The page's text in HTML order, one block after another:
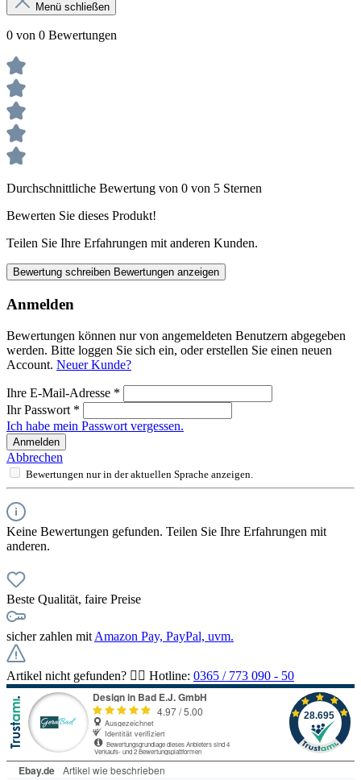
Menü schließen
0 von 0 Bewertungen
Durchschnittliche Bewertung von 0 von 5 Sternen
Bewerten Sie dieses Produkt!
Teilen Sie Ihre Erfahrungen mit anderen Kunden.
Bewertung schreiben Bewertungen anzeigen
Anmelden
Bewertungen können nur von angemeldeten Benutzern abgegeben
werden. Bitte loggen Sie sich ein, oder erstellen Sie einen neuen
Account. Neuer Kunde?
Ihre E-Mail-Adresse *
Ihr Passwort *
Ich habe mein Passwort vergessen.
Anmelden
Abbrechen
Bewertungen nur in der aktuellen Sprache anzeigen.
Keine Bewertungen gefunden. Teilen Sie Ihre Erfahrungen mit
anderen.
Beste Qualität, faire Preise
sicher zahlen mit Amazon Pay, PayPal, uvm.
Artikel nicht gefunden? 👉🏻 Hotline: 0365 / 773 090 - 50